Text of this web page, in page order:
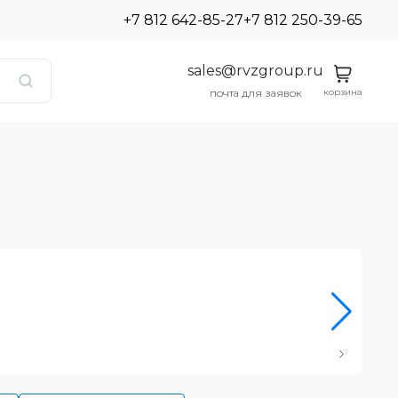
+7 812 642-85-27+7 812 250-39-65
sales@rvzgroup.ru
почта для заявок корзина